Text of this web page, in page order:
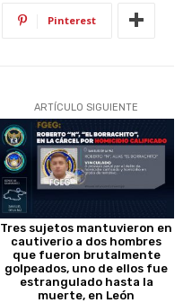
Pinterest
ARTÍCULO SIGUIENTE
Tres sujetos mantuvieron en
cautiverio a dos hombres
que fueron brutalmente
golpeados, uno de ellos fue
estrangulado hasta la
muerte, en León